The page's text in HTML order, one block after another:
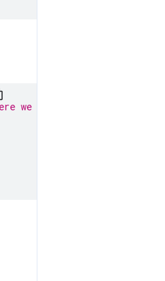
we can execute the code